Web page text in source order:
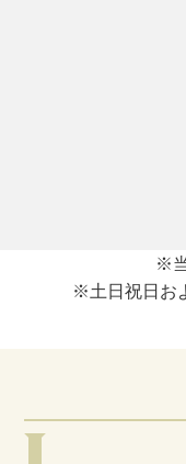
※
※土日祝日お